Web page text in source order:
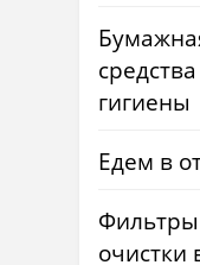
гигиены
Едем в
очистки